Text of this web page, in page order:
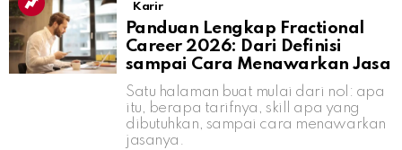
Karir
Panduan Lengkap Fractional
Career 2026: Dari Definisi
sampai Cara Menawarkan Jasa
Satu halaman buat mulai dari nol: apa
itu, berapa tarifnya, skill apa yang
dibutuhkan, sampai cara menawarkan
jasanya.